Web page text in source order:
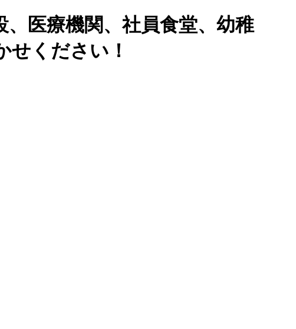
医療機関、社員食堂、幼稚
せください！